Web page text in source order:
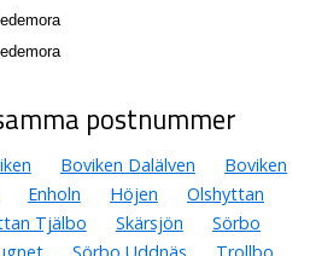
postnummer
Boviken Dalälven
Boviken
Enholn Höjen
Olshyttan
Tjälbo Skärsjön
Sörbo
Sörbo Uddnäs Trollbo